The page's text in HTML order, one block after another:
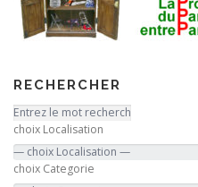
RECHERCHER
choix Localisation
choix Categorie